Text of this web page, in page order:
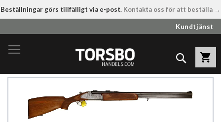
Beställningar görs tillfälligt via e-post. Kontakta oss för att beställa →
till
innehållet
Kundtjänst
Sök
bildgalleriet